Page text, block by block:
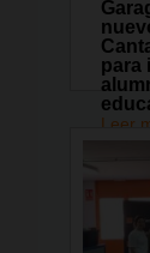
para
Leer